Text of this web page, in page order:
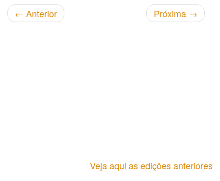
← Anterior Próxima →
Veja aqui as edições anteriores